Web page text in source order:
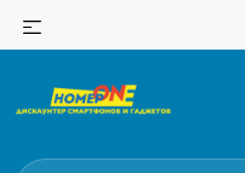
Для клиентов всех банков